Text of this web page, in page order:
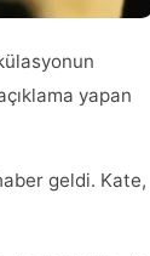
yapan
geldi. Kate,